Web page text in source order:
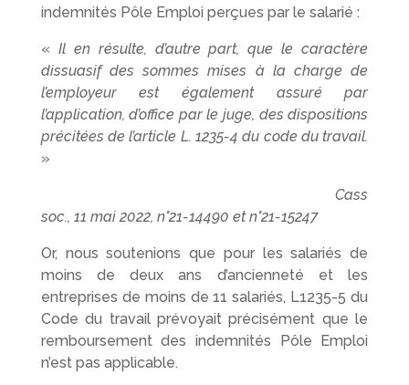
indemnités Pôle Emploi perçues par le salarié :
« Il en résulte, d’autre part, que le caractère
dissuasif des sommes mises à la charge de
l’employeur est également assuré par
l’application, d’office par le juge, des dispositions
précitées de l’article L. 1235-4 du code du travail.
»
Cass
soc., 11 mai 2022, n°21-14490 et n°21-15247
Or, nous soutenions que pour les salariés de
moins de deux ans d’ancienneté et les
entreprises de moins de 11 salariés, L1235-5 du
Code du travail prévoyait précisément que le
remboursement des indemnités Pôle Emploi
n’est pas applicable.